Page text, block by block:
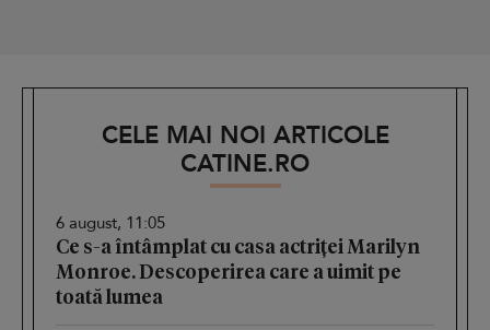
CELE MAI NOI ARTICOLE
CATINE.RO
6 august, 11:05
Ce s-a întâmplat cu casa actriței Marilyn
Monroe. Descoperirea care a uimit pe
toată lumea